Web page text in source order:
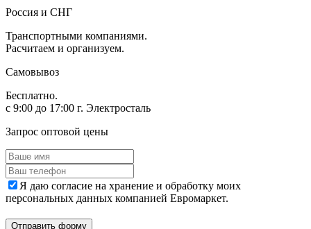
Россия и СНГ
Транспортными компаниями.
Расчитаем и организуем.
Самовывоз
Бесплатно.
с 9:00 до 17:00 г. Электросталь
Запрос оптовой цены
Я даю согласие на хранение и обработку моих
персональных данных компанией Евромаркет.
Отправить форму